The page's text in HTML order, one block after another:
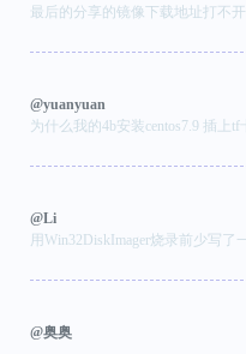
最后的分享的镜像下载地址打不
@yuanyuan
为什么我的4b安装centos7.9 插上tf
@Li
用Win32DiskImager烧录前少写了
@奥奥